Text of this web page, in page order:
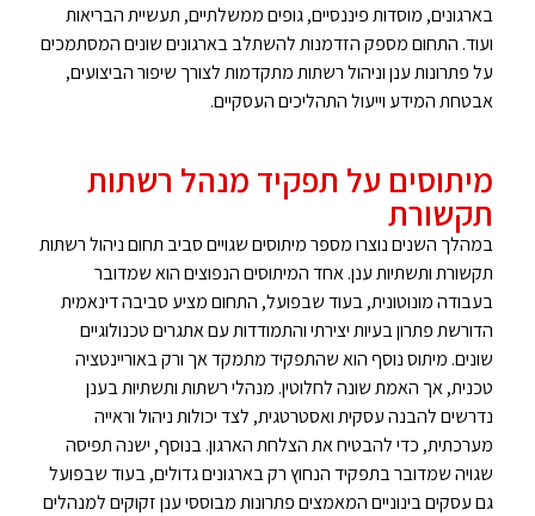
בארגונים, מוסדות פיננסיים, גופים ממשלתיים, תעשיית הבריאות
ועוד. התחום מספק הזדמנות להשתלב בארגונים שונים המסתמכים
על פתרונות ענן וניהול רשתות מתקדמות לצורך שיפור הביצועים,
אבטחת המידע וייעול התהליכים העסקיים.
מיתוסים על תפקיד מנהל רשתות
תקשורת
במהלך השנים נוצרו מספר מיתוסים שגויים סביב תחום ניהול רשתות
תקשורת ותשתיות ענן. אחד המיתוסים הנפוצים הוא שמדובר
בעבודה מונוטונית, בעוד שבפועל, התחום מציע סביבה דינאמית
הדורשת פתרון בעיות יצירתי והתמודדות עם אתגרים טכנולוגיים
שונים. מיתוס נוסף הוא שהתפקיד מתמקד אך ורק באוריינטציה
טכנית, אך האמת שונה לחלוטין. מנהלי רשתות ותשתיות בענן
נדרשים להבנה עסקית ואסטרטגית, לצד יכולות ניהול וראייה
מערכתית, כדי להבטיח את הצלחת הארגון. בנוסף, ישנה תפיסה
שגויה שמדובר בתפקיד הנחוץ רק בארגונים גדולים, בעוד שבפועל
גם עסקים בינוניים המאמצים פתרונות מבוססי ענן זקוקים למנהלים